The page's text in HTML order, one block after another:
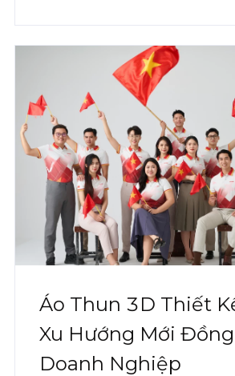
Áo Thun 3D Thiết
Xu Hướng Mới
Doanh Nghiệp